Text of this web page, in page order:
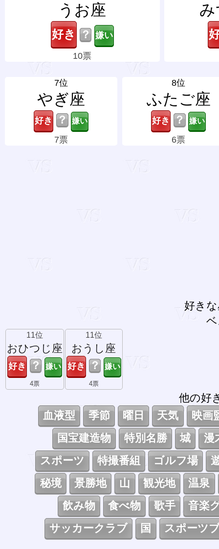
うお座
？
10票
7位
やぎ座
？
7票
8位
ふたご座
？
6票
好き
11位
おひつじ座
？
4票
11位
おうし座
？
4票
他の好
血液型
季節 曜日 天気
映画
国宝建造物
特別名勝 城
漫
スポーツ
特撮番組 ゴルフ場
秘境
景勝地 山 観光地
温泉
飲み物
食べ物 歌手
音楽
サッカークラブ
国 スポーツ